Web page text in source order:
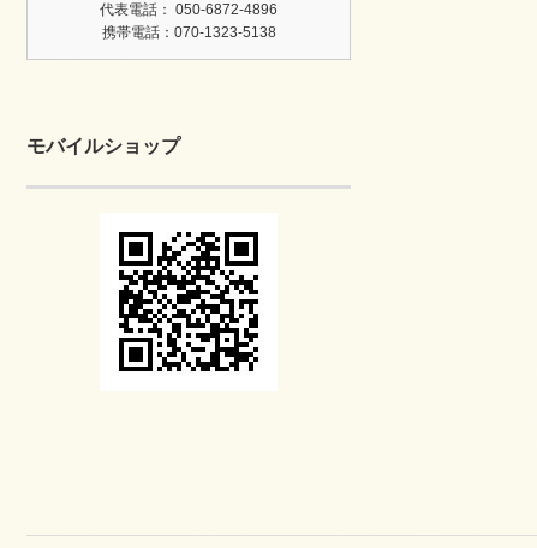
代表電話： 050-6872-4896
携帯電話：070-1323-5138
モバイルショップ